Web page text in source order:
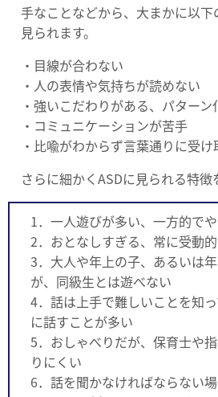
手なことなどから、大まかに以下
見られます。
・目線が合わない
・人の表情や気持ちが読めない
・強いこだわりがある、パター
・コミュニケーションが苦手
・比喩がわからず言葉通りに受け
さらに細かくASDに見られる特徴
1．一人遊びが多い、一方的で
2．おとなしすぎる、常に受動的
3．大人や年上の子、あるいは
が、同級生とは遊べない
4．話は上手で難しいことを知
に話すことが多い
5．おしゃべりだが、保育士や
りにくい
6．話を聞かなければならない